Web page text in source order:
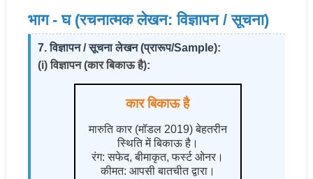
भाग - घ (रचनात्मक लेखन: विज्ञापन / सूचना)
7. विज्ञापन / सूचना लेखन (प्रारूप/Sample):
(i) विज्ञापन (कार बिकाऊ है):
कार बिकाऊ है
मारुति कार (मॉडल 2019) बेहतरीन
स्थिति में बिकाऊ है।
रंग: सफेद, बीमाकृत, फर्स्ट ओनर।
कीमत: आपसी बातचीत द्वारा।